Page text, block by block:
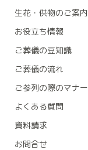
生花・供物のご案内
お役立ち情報
ご葬儀の豆知識
ご葬儀の流れ
ご参列の際のマナー
よくある質問
資料請求
お問合せ